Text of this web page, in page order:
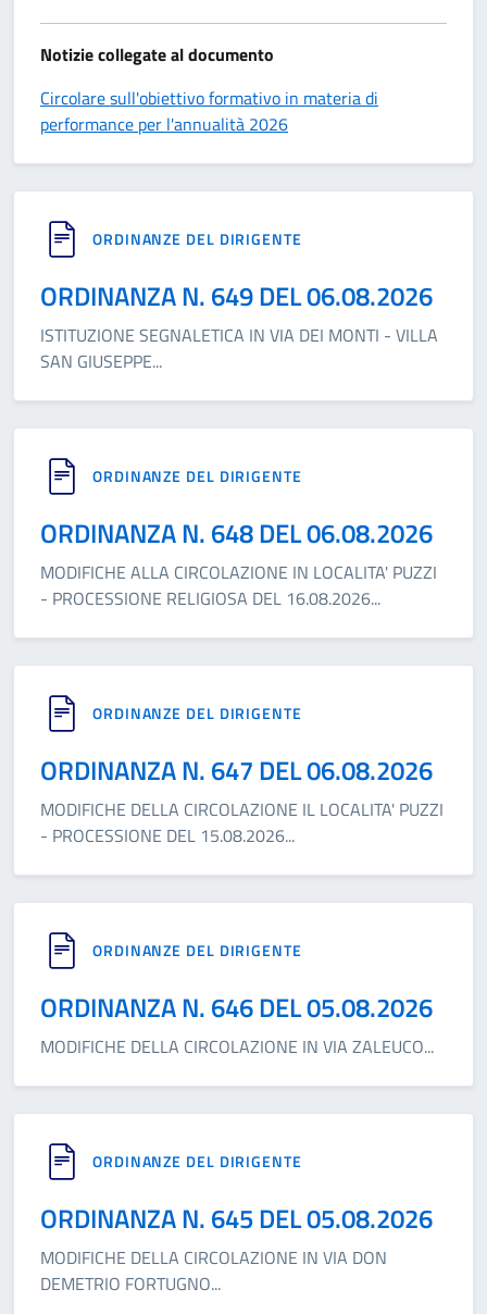
Notizie collegate al documento
Circolare sull'obiettivo formativo in materia di
performance per l'annualità 2026
ORDINANZE DEL DIRIGENTE
ORDINANZA N. 649 DEL 06.08.2026
ISTITUZIONE SEGNALETICA IN VIA DEI MONTI - VILLA
SAN GIUSEPPE...
ORDINANZE DEL DIRIGENTE
ORDINANZA N. 648 DEL 06.08.2026
MODIFICHE ALLA CIRCOLAZIONE IN LOCALITA' PUZZI
- PROCESSIONE RELIGIOSA DEL 16.08.2026...
ORDINANZE DEL DIRIGENTE
ORDINANZA N. 647 DEL 06.08.2026
MODIFICHE DELLA CIRCOLAZIONE IL LOCALITA' PUZZI
- PROCESSIONE DEL 15.08.2026...
ORDINANZE DEL DIRIGENTE
ORDINANZA N. 646 DEL 05.08.2026
MODIFICHE DELLA CIRCOLAZIONE IN VIA ZALEUCO...
ORDINANZE DEL DIRIGENTE
ORDINANZA N. 645 DEL 05.08.2026
MODIFICHE DELLA CIRCOLAZIONE IN VIA DON
DEMETRIO FORTUGNO...